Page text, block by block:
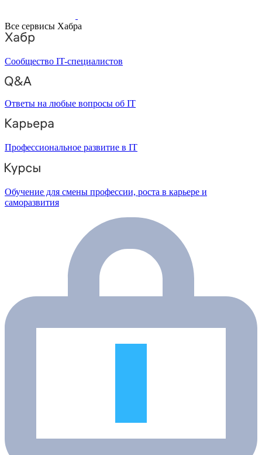
Все сервисы Хабра
Сообщество IT-специалистов
Ответы на любые вопросы об IT
Профессиональное развитие в IT
Обучение для смены профессии, роста в карьере и
саморазвития